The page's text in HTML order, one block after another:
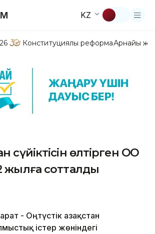
KZ
Конституциялық реформаАрнайы
сүйіктісін өлтірген ОҚО
жылға сотталды
- Оңтүстік Қазақстан
істер жөніндегі